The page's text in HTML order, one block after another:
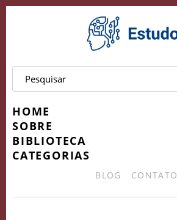
HOME
SOBRE
BIBLIOTECA
CATEGORIAS
BLOG CONTATO